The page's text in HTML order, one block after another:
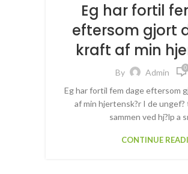
Eg har fortil
eftersom gjort
kraft af min
By Admin 0
Eg har fortil fem dage eftersom
af min hjertensk?r I de ungef?
sammen ved hj?lp a
CONTINUE